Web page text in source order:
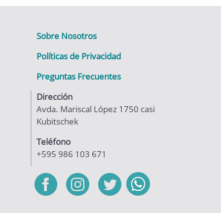
Sobre Nosotros
Políticas de Privacidad
Preguntas Frecuentes
Dirección
Avda. Mariscal López 1750 casi
Kubitschek
Teléfono
+595 986 103 671